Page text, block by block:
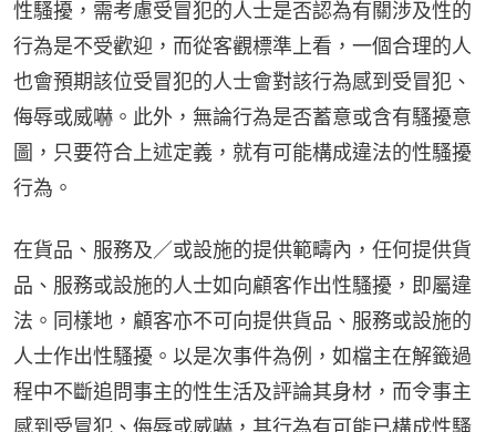
性騷擾，需考慮受冒犯的人士是否認為有關涉及性的
行為是不受歡迎，而從客觀標準上看，一個合理的人
也會預期該位受冒犯的人士會對該行為感到受冒犯、
侮辱或威嚇。此外，無論行為是否蓄意或含有騷擾意
圖，只要符合上述定義，就有可能構成違法的性騷擾
行為。
在貨品、服務及／或設施的提供範疇內，任何提供貨
品、服務或設施的人士如向顧客作出性騷擾，即屬違
法。同樣地，顧客亦不可向提供貨品、服務或設施的
人士作出性騷擾。以是次事件為例，如檔主在解籤過
程中不斷追問事主的性生活及評論其身材，而令事主
感到受冒犯、侮辱或威嚇，其行為有可能已構成性騷